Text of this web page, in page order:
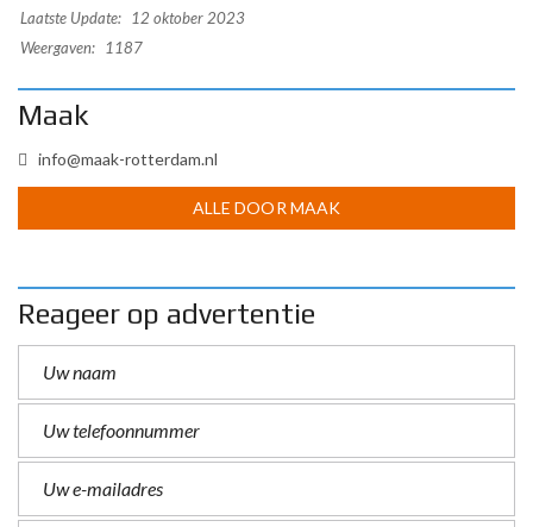
Laatste Update:
12 oktober 2023
Weergaven:
1187
Maak
info@maak-rotterdam.nl
ALLE DOOR MAAK
Reageer op advertentie